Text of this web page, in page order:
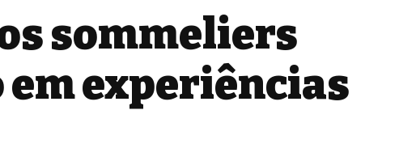
sommeliers
experiências